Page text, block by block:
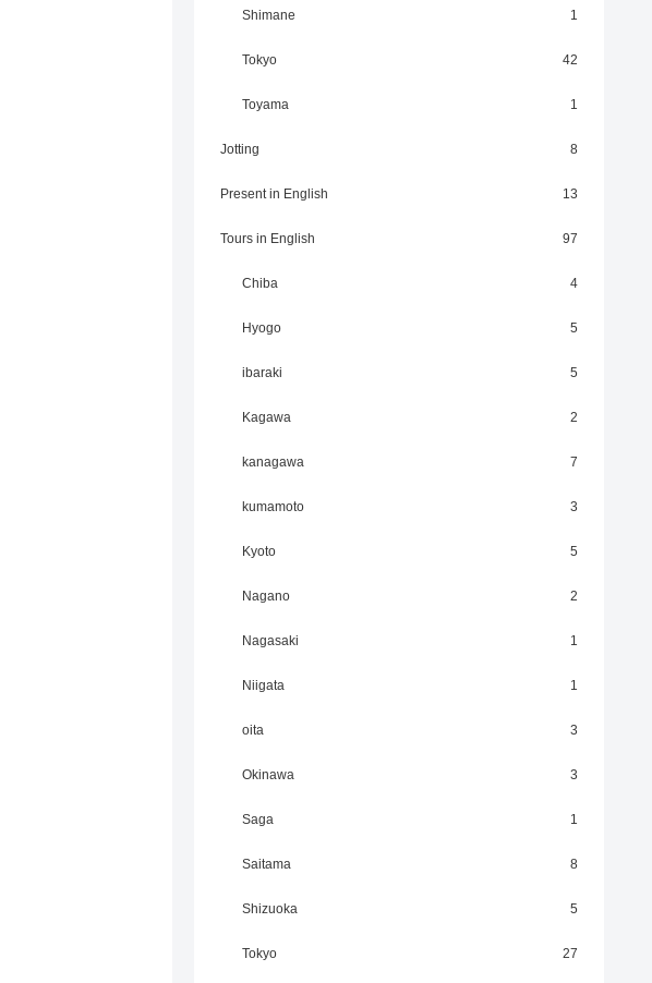
Shimane 1
Tokyo 42
Toyama 1
Jotting 8
Present in English 13
Tours in English 97
Chiba 4
Hyogo 5
ibaraki 5
Kagawa 2
kanagawa 7
kumamoto 3
Kyoto 5
Nagano 2
Nagasaki 1
Niigata 1
oita 3
Okinawa 3
Saga 1
Saitama 8
Shizuoka 5
Tokyo 27